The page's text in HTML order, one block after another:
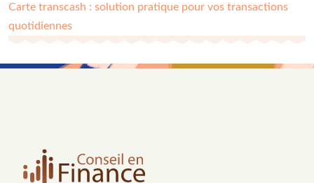
Carte transcash : solution pratique pour vos transactions
quotidiennes